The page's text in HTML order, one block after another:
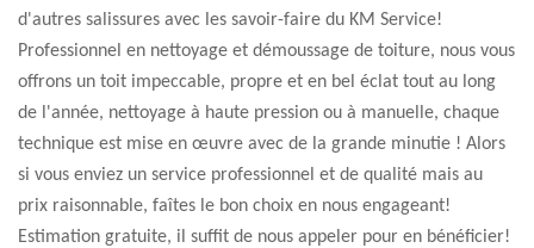
d'autres salissures avec les savoir-faire du KM Service!
Professionnel en nettoyage et démoussage de toiture, nous vous
offrons un toit impeccable, propre et en bel éclat tout au long
de l'année, nettoyage à haute pression ou à manuelle, chaque
technique est mise en œuvre avec de la grande minutie ! Alors
si vous enviez un service professionnel et de qualité mais au
prix raisonnable, faîtes le bon choix en nous engageant!
Estimation gratuite, il suffit de nous appeler pour en bénéficier!